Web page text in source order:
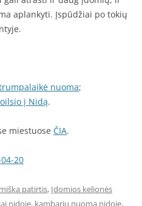
aplankyti. Įspūdžiai po tokių
nuoma;
į Nidą.
miestuose ČIA.
20
patirtis, Įdomios kelionės
nidoje, kambariu nuoma nidoje,